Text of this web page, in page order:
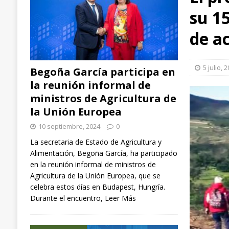
arroz, aplicadas en España, Italia y Chile
[ 3 septiembre, 2024 ]
Ángel Ballesteros
el sector”
GANADERÍA
Begoña García
NACIONAL
su
de
5 julio,
Begoña García participa en
la reunión informal de
ministros de Agricultura de
la Unión Europea
10 septiembre, 2024 0
La secretaria de Estado de Agricultura y
Alimentación, Begoña García, ha participado
en la reunión informal de ministros de
Agricultura de la Unión Europea, que se
celebra estos días en Budapest, Hungría.
Durante el encuentro, Leer Más